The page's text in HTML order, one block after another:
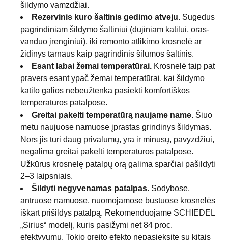
šildymo vamzdžiai.
Rezervinis kuro šaltinis gedimo atveju. Sugedus
pagrindiniam šildymo šaltiniui (dujiniam katilui, oras-
vanduo įrenginiui), iki remonto atlikimo krosnelė ar
židinys tarnaus kaip pagrindinis šilumos šaltinis.
Esant labai žemai temperatūrai. Krosnelė taip pat
pravers esant ypač žemai temperatūrai, kai šildymo
katilo galios nebeužtenka pasiekti komfortiškos
temperatūros patalpose.
Greitai pakelti temperatūrą naujame name. Šiuo
metu naujuose namuose įprastas grindinys šildymas.
Nors jis turi daug privalumų, yra ir minusų, pavyzdžiui,
negalima greitai pakelti temperatūros patalpose.
Užkūrus krosnelę patalpų orą galima sparčiai pašildyti
2–3 laipsniais.
Šildyti negyvenamas patalpas. Sodybose,
antruose namuose, nuomojamose būstuose krosnelės
iškart prišildys patalpą. Rekomenduojame SCHIEDEL
„Sirius“ modelį, kuris pasižymi net 84 proc.
efektyvumu. Tokio greito efekto nepasieksite su kitais